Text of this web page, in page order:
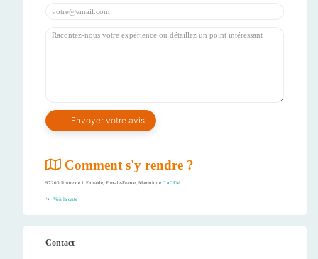
Comment s'y rendre ?
97200 Route de L Entraide, Fort-de-France, Martinique CACEM
Voir la carte
Contact